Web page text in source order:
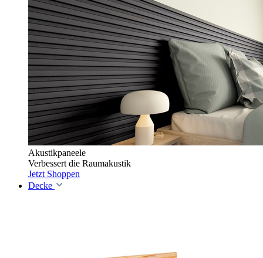
Akustikpaneele
Verbessert die Raumakustik
Jetzt Shoppen
Decke